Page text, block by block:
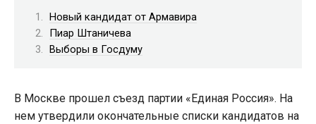
Новый кандидат от Армавира
Пиар Штаничева
Выборы в Госдуму
В Москве прошел съезд партии «Единая Россия». На
нем утвердили окончательные списки кандидатов на